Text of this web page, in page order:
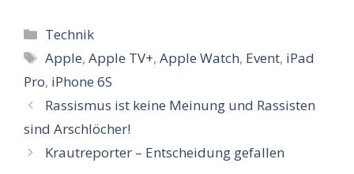
Kategorien
Technik
Schlagwörter
Apple,Apple TV+,Apple Watch, Event, iPad
Pro, iPhone 6S
Rassismus ist keine Meinung und Rassisten
sind Arschlöcher!
Krautreporter – Entscheidung gefallen